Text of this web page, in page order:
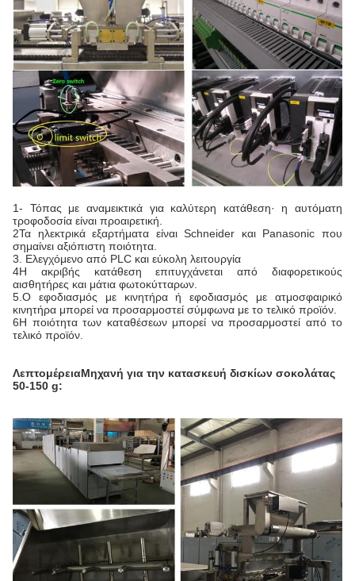
1- Τόπας με αναμεικτικά για καλύτερη κατάθεση· η αυτόματη
τροφοδοσία είναι προαιρετική.
2Τα ηλεκτρικά εξαρτήματα είναι Schneider και Panasonic που
σημαίνει αξιόπιστη ποιότητα.
3. Ελεγχόμενο από PLC και εύκολη λειτουργία
4Η ακριβής κατάθεση επιτυγχάνεται από διαφορετικούς
αισθητήρες και μάτια φωτοκύτταρων.
5.Ο εφοδιασμός με κινητήρα ή εφοδιασμός με ατμοσφαιρικό
κινητήρα μπορεί να προσαρμοστεί σύμφωνα με το τελικό προϊόν.
6Η ποιότητα των καταθέσεων μπορεί να προσαρμοστεί από το
τελικό προϊόν.
ΛεπτομέρειαΜηχανή για την κατασκευή δισκίων σοκολάτας
50-150 g: